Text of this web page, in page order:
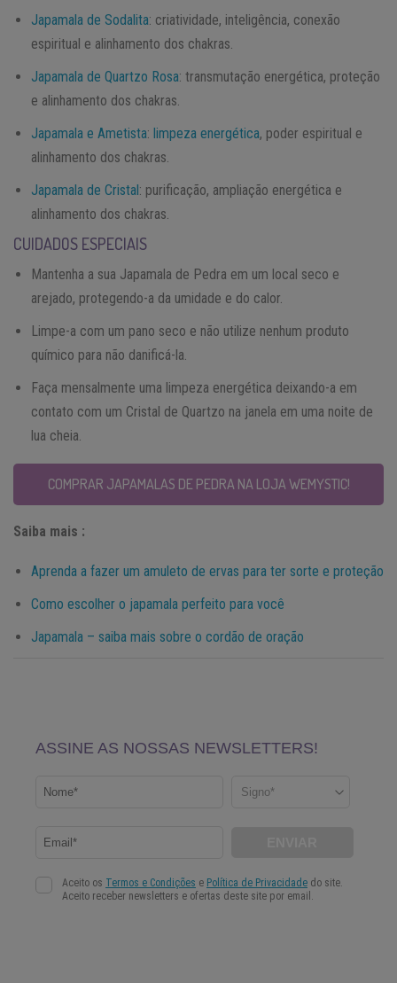
Japamala de Sodalita: criatividade, inteligência, conexão
espiritual e alinhamento dos chakras.
Japamala de Quartzo Rosa: transmutação energética, proteção
e alinhamento dos chakras.
Japamala e Ametista: limpeza energética, poder espiritual e
alinhamento dos chakras.
Japamala de Cristal: purificação, ampliação energética e
alinhamento dos chakras.
CUIDADOS ESPECIAIS
Mantenha a sua Japamala de Pedra em um local seco e
arejado, protegendo-a da umidade e do calor.
Limpe-a com um pano seco e não utilize nenhum produto
químico para não danificá-la.
Faça mensalmente uma limpeza energética deixando-a em
contato com um Cristal de Quartzo na janela em uma noite de
lua cheia.
COMPRAR JAPAMALAS DE PEDRA NA LOJA WEMYSTIC!
Saiba mais :
Aprenda a fazer um amuleto de ervas para ter sorte e proteção
Como escolher o japamala perfeito para você
Japamala – saiba mais sobre o cordão de oração